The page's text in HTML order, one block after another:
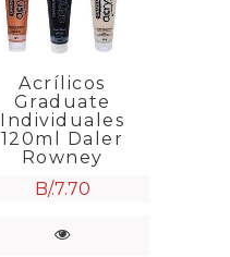
Acrílicos
Graduate
Individuales
120ml Daler
Rowney
B/.7.70